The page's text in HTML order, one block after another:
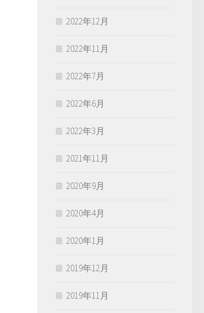
2022年12月
2022年11月
2022年7月
2022年6月
2022年3月
2021年11月
2020年9月
2020年4月
2020年1月
2019年12月
2019年11月